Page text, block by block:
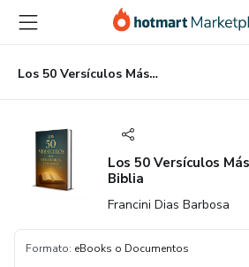
principal
página
de
página
Los 50 Versículos Más Memorables de la Biblia
Los 50 Versículos
Biblia
Francini Dias Barbosa
Formato: eBooks o Documentos